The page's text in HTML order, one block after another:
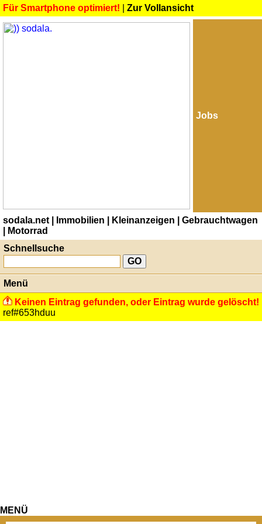
Für Smartphone optimiert! Zur Vollansicht
Jobs
sodala.net | Immobilien | Kleinanzeigen
| Gebrauchtwagen
| Motorrad
Schnellsuche
Menü
Keinen Eintrag gefunden, oder Eintrag wurde gelöscht!
ref#653hduu
MENÜ